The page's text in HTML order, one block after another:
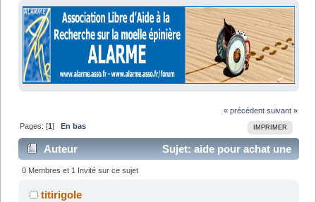
« précédent suivant »
IMPRIMER
Pages: [1] En bas
Auteur
Sujet: aide pour achat une
voiture (Lu 6484 fois)
0 Membres et 1 Invité sur ce sujet
titirigole